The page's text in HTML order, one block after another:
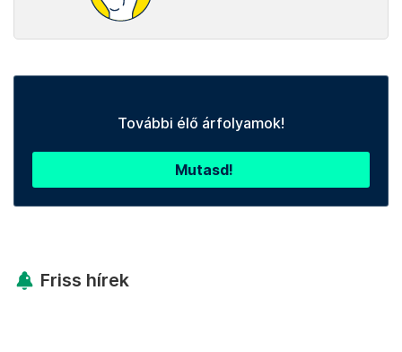
További élő árfolyamok!
Mutasd!
Friss hírek